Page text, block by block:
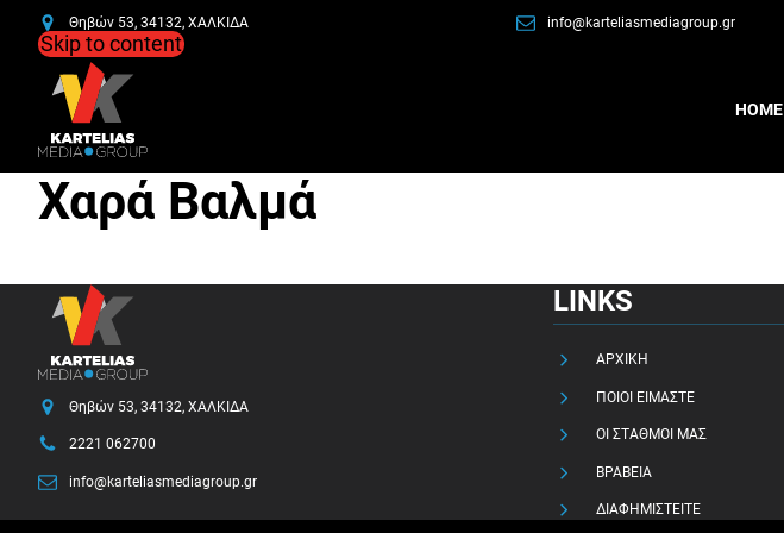
Θηβών 53, 34132, ΧΑΛΚΙΔΑ info@karteliasmediagroup.gr
Skip to content
HOME
Χαρά Βαλμά
Θηβών 53, 34132, ΧΑΛΚΙΔΑ
2221 062700
info@karteliasmediagroup.gr
LINKS
ΑΡΧΙΚΗ
ΠΟΙΟΙ ΕΙΜΑΣΤΕ
ΟΙ ΣΤΑΘΜΟΙ ΜΑΣ
ΒΡΑΒΕΙΑ
ΔΙΑΦΗΜΙΣΤΕΙΤΕ